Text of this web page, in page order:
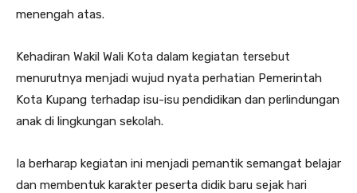
menengah atas.
Kehadiran Wakil Wali Kota dalam kegiatan tersebut
menurutnya menjadi wujud nyata perhatian Pemerintah
Kota Kupang terhadap isu-isu pendidikan dan perlindungan
anak di lingkungan sekolah.
Ia berharap kegiatan ini menjadi pemantik semangat belajar
dan membentuk karakter peserta didik baru sejak hari